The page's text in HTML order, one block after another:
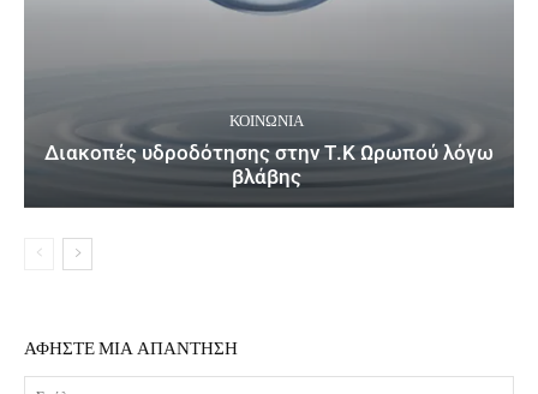
ΚΟΙΝΩΝΙΑ
Διακοπές υδροδότησης στην Τ.Κ Ωρωπού λόγω
βλάβης
ΑΦΗΣΤΕ ΜΙΑ ΑΠΑΝΤΗΣΗ